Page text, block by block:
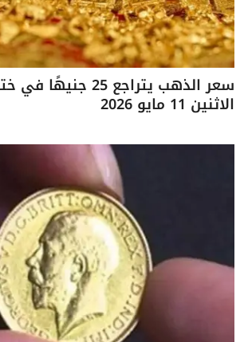
سعر الذهب يتراجع 25
الاثنين 11 مايو 2026